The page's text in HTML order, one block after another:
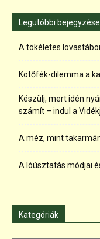
Legutóbbi
A tökéletes
Kötőfék-dilemma a
Készülj, mert idén
számít – indul a
A méz, mint
A lóúsztatás módjai
Kategóriák